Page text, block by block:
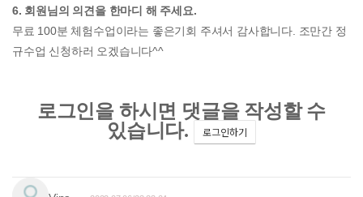
6. 회원님의 의견을 한마디 해 주세요.
무료 100분 체험수업이라는 좋은기회 주셔서 감사합니다. 조만간 정
규수업 신청하러 오겠습니다^^